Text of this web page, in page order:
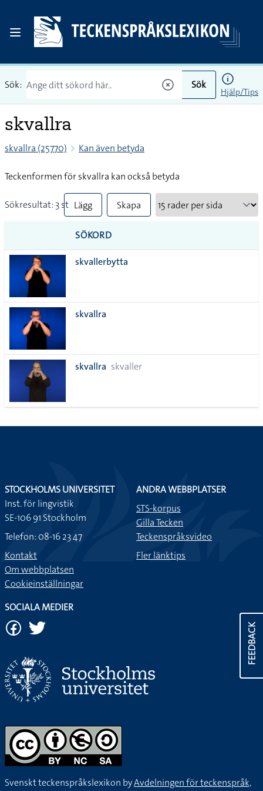
Sök: Sök
Hjälp/Tips
skvallra
skvallra (25770) Kan även betyda
Teckenformen för skvallra kan också betyda
Sökresultat: 3 st Lägg
till
alla i
Skapa
SÖKORD
skvallerbytta
skvallra
skvallra skvaller
FEEDBACK
STOCKHOLMS UNIVERSITET
Inst. för lingvistik
SE-106 91 Stockholm
Telefon: 08-16 23 47
Kontakt
Om webbplatsen
Cookieinställningar
ANDRA WEBBPLATSER
STS-korpus
Gilla Tecken
Teckenspråksvideo
Fler länktips
SOCIALA MEDIER
Svenskt teckenspråkslexikon byAvdelningen för teckenspråk,